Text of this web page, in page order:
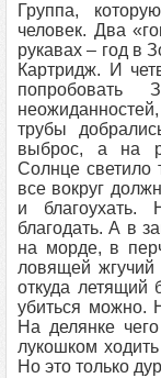
Группа,
человек. Два
рукавах – год в
Картридж. И
трубы
выброс, а на
Солнце светило
все вокруг
и
благодать. А в
на морде, в
ловящей жгучий
откуда летящий
убиться можно.
На делянке
лукошком
Но это только